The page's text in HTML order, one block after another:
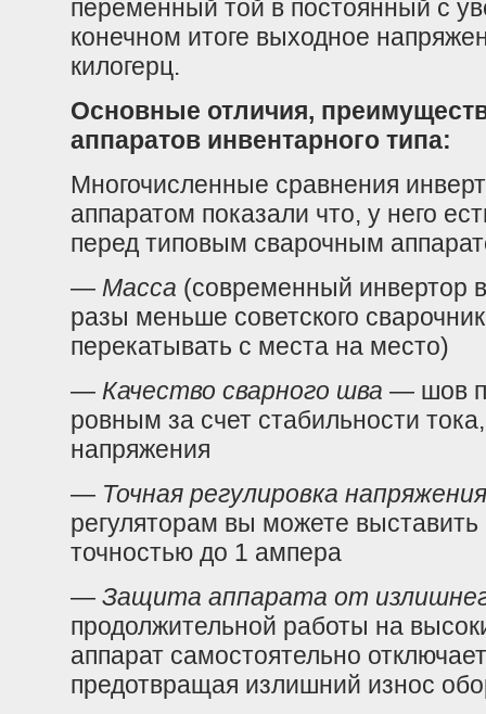
переменный той в постоянный с
конечном итоге выходное
килогерц.
Основные отличия,
аппаратов инвентарного типа:
Многочисленные сравнения
аппаратом показали что, у него
перед типовым сварочным
— Масса (современный инвертор
разы меньше советского
перекатывать с места на место)
— Качество сварного шва — шов
ровным за счет стабильности
напряжения
— Точная регулировка напряжения
регуляторам вы можете
точностью до 1 ампера
— Защита аппарата от
продолжительной работы на
аппарат самостоятельно
предотвращая излишний износ